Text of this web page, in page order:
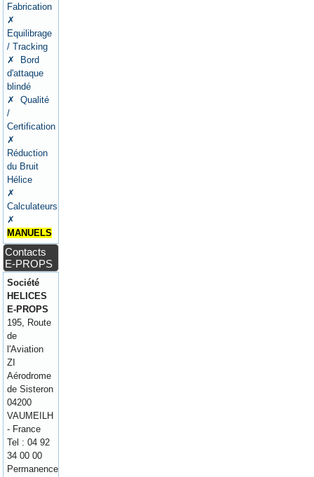
Fabrication
✗
Equilibrage
/ Tracking
✗ Bord
d'attaque
blindé
✗ Qualité
/
Certification
✗
Réduction
du Bruit
Hélice
✗
Calculateurs
✗
MANUELS
Contacts
E-PROPS
Société
HELICES
E-PROPS
195, Route
de
l'Aviation
ZI
Aérodrome
de Sisteron
04200
VAUMEILH
- France
Tel : 04 92
34 00 00
Permanence